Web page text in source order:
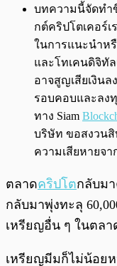
พร้อมเล่น
บทความนี้จัดทำ
กต์คริปโตเคอร์
ในการแนะนำห
และโทเคนดิจิทั
อาจสูญเสียเงิน
รอบคอบและลง
ทาง Siam
บริษัท ขอสงวน
ความเสียหายจ
ตลาดคริปโตกลับม
กลับมาพุ่งทะลุ
เหรียญอื่น ๆ ในตลา
เหรียญมีมก็ไม่น้อย